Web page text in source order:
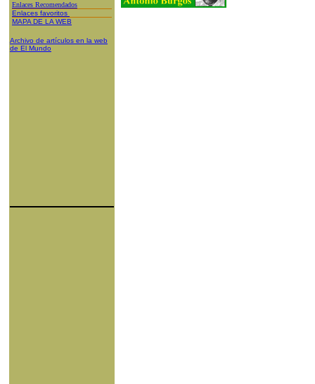
Enlaces Recomendados
Enlaces favoritos
MAPA DE LA WEB
Archivo de artículos en la web
de El Mundo